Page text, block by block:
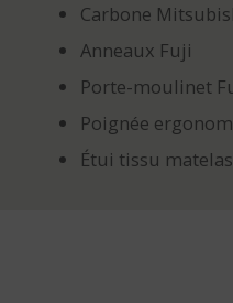
Carbone
Anneaux Fuji
Porte-moulinet
Poignée
Étui tissu